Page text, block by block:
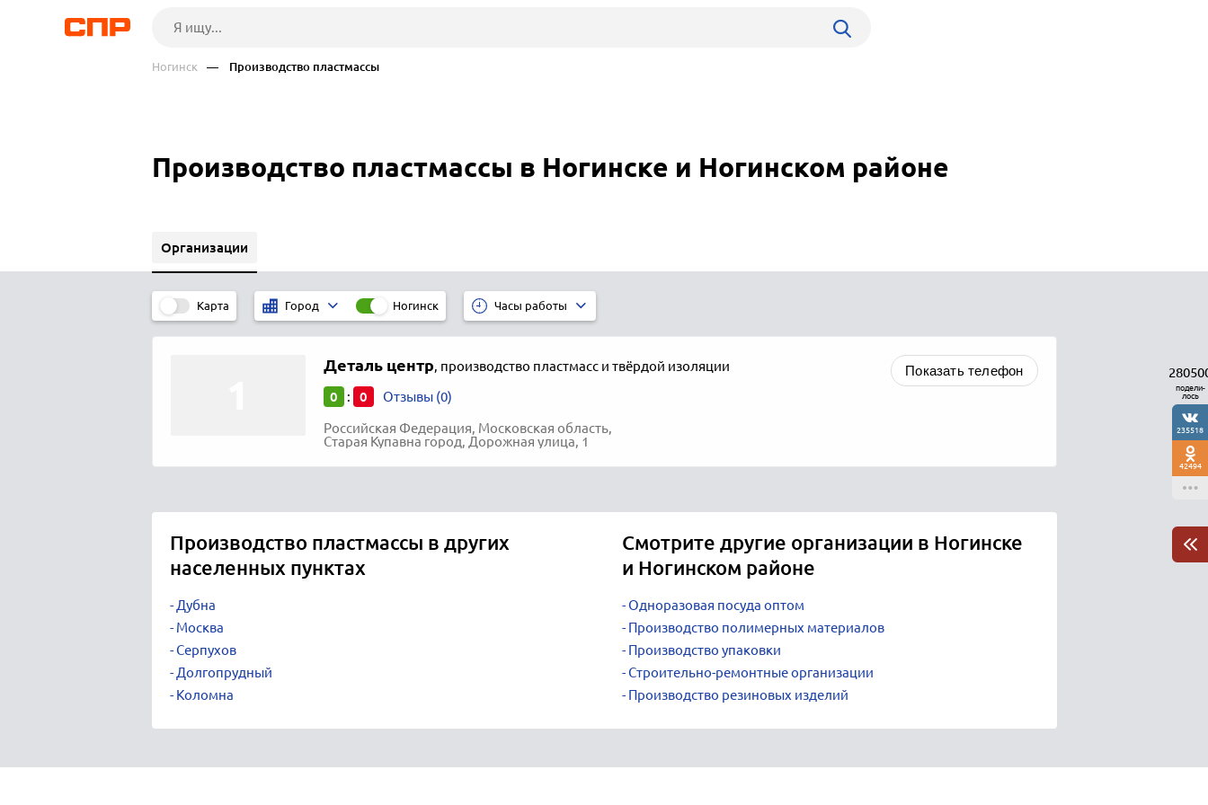
Ногинск — Производство пластмассы
Производство пластмассы в Ногинске и Ногинском районе
Организации
Карта Город Ногинск Часы работы
Деталь центр, производство пластмасс и твёрдой изоляции
0 : 0 Отзывы (0)
Российская Федерация, Московская область,
Старая Купавна город, Дорожная улица, 1
Показать телефон
Производство пластмассы в других
населенных пунктах
Дубна
Москва
Серпухов
Долгопрудный
Коломна
Смотрите другие организации в Ногинске
и Ногинском районе
Одноразовая посуда оптом
Производство полимерных материалов
Производство упаковки
Строительно-ремонтные организации
Производство резиновых изделий
подели-
лось
235518
42494